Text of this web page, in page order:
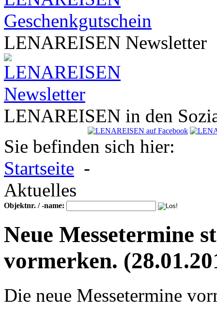
LENAREISEN Newsletter
LENAREISEN in den
Sie befinden sich hier:
Startseite -
Aktuelles
Objektnr. / -name:
Neue Messetermine
vormerken.
Die neue Messetermine